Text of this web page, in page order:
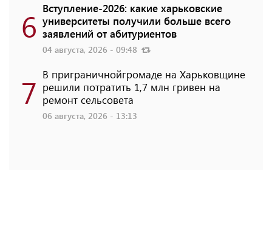
6 Вступление-2026: какие харьковские
университеты получили больше всего
заявлений от абитуриентов
04 августа, 2026 - 09:48
7 В приграничнойгромаде на Харьковщине
решили потратить 1,7 млн ​​гривен на
ремонт сельсовета
06 августа, 2026 - 13:13